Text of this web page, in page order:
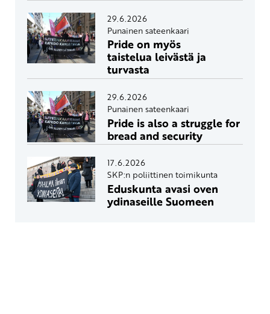
29.6.2026
Punainen sateenkaari
Pride on myös
taistelua leivästä ja
turvasta
29.6.2026
Punainen sateenkaari
Pride is also a struggle for
bread and security
17.6.2026
SKP:n poliittinen toimikunta
Eduskunta avasi oven
ydinaseille Suomeen